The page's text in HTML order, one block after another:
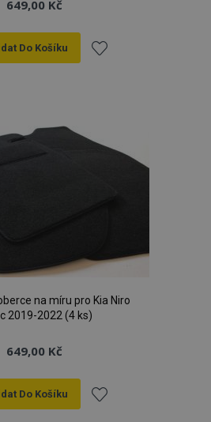
649,00 Kč
Do Košíku
oblíbeným
na míru pro Kia Niro
2019-2022 (4 ks)
649,00 Kč
Do Košíku